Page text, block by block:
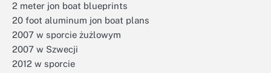
2 meter jon boat blueprints
20 foot aluminum jon boat plans
2007 w sporcie żużlowym
2007 w Szwecji
2012 w sporcie